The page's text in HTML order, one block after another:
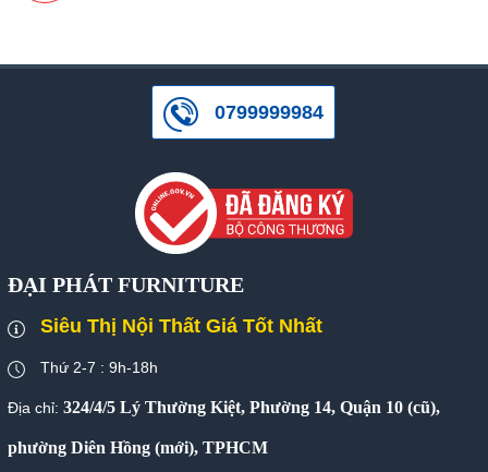
0799999984
ĐẠI PHÁT FURNITURE
Siêu Thị Nội Thất Giá Tốt Nhất
Thứ 2-7 : 9h-18h
Địa chỉ: 324/4/5 Lý Thường Kiệt, Phường 14, Quận 10 (cũ),
phường Diên Hồng (mới), TPHCM